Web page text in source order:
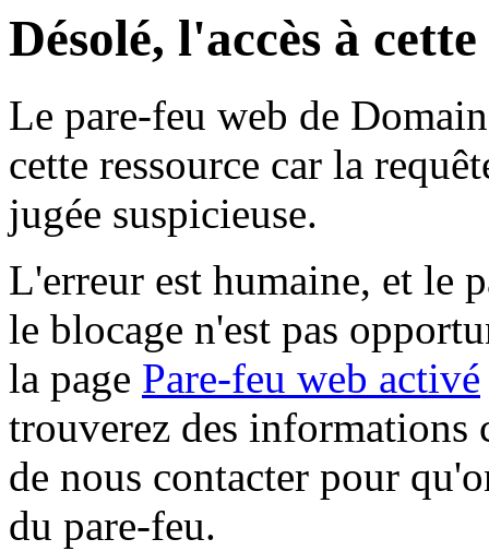
Désolé, l'accès à
Le pare-feu web de
cette ressource car la
jugée suspicieuse.
L'erreur est humaine, et le
le blocage n'est pas
la page Pare-feu web activé
trouverez des informations
de nous contacter pour
du pare-feu.